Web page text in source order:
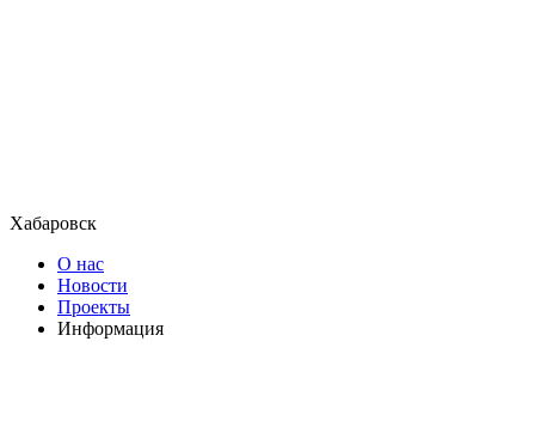
Хабаровск
О нас
Новости
Проекты
Информация